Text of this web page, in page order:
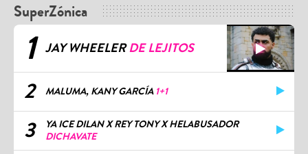
SuperZónica
1 JAY WHEELERDE LEJITOS
2 MALUMA, KANY GARCÍA 1+1
3
YA ICE DILAN X REY TONY X HELABUSADOR
DICHAVATE